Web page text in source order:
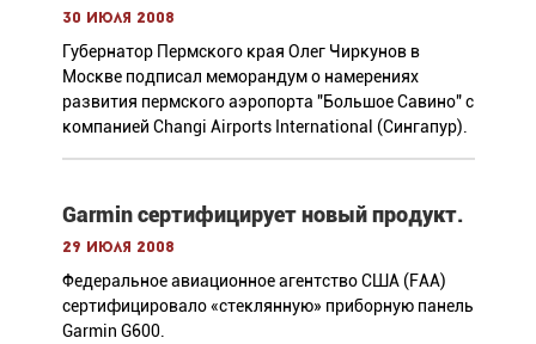
30 июля 2008
Губернатор Пермского края Олег Чиркунов в
Москве подписал меморандум о намерениях
развития пермского аэропорта "Большое Савино" с
компанией Changi Airports International (Сингапур).
Garmin сертифицирует новый продукт.
29 июля 2008
Федеральное авиационное агентство США (FAA)
сертифицировало «стеклянную» приборную панель
Garmin G600.